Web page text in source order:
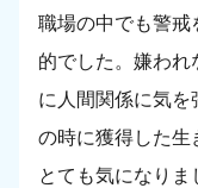
職場の中でも警戒
的でした。嫌われ
に人間関係に気を
の時に獲得した生
とても気になり